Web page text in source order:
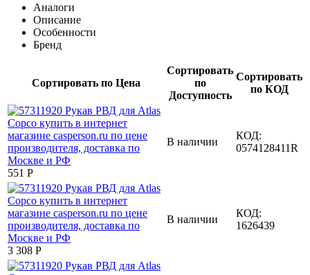
Аналоги
Описание
Особенности
Бренд
Сортировать по Цена
Сортировать
по
Доступность
Сортировать
по КОД
‍551‍ Р
В наличии
КОД:
0574128411R
3 308 Р
В наличии
КОД:
1626439